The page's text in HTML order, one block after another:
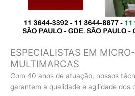
ESPECIALISTAS EM
MULTIMARCAS
Com 40 anos de atuação, nossos
garantem a qualidade e agilidade dos